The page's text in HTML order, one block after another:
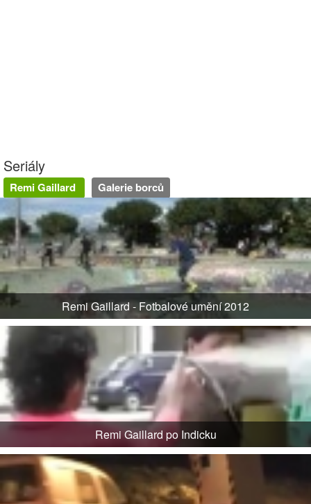
Seriály
Remi Gaillard Galerie borců
Remi Gaillard - Fotbalové umění 2012
Remi Gaillard po Indicku